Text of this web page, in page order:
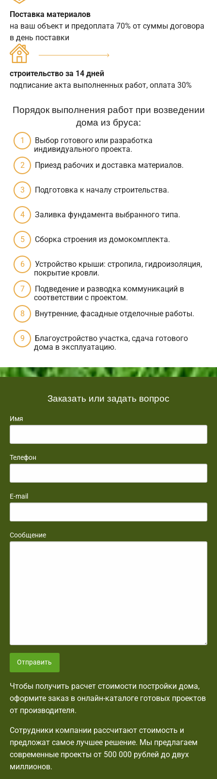
Поставка материалов
на ваш объект и предоплата 70% от суммы договора
в день поставки
строительство за 14 дней
подписание акта выполненных работ, оплата 30%
Порядок выполнения работ при возведении
дома из бруса:
Выбор готового или разработка
индивидуального проекта.
Приезд рабочих и доставка материалов.
Подготовка к началу строительства.
Заливка фундамента выбранного типа.
Сборка строения из домокомплекта.
Устройство крыши: стропила, гидроизоляция,
покрытие кровли.
Подведение и разводка коммуникаций в
соответствии с проектом.
Внутренние, фасадные отделочные работы.
Благоустройство участка, сдача готового
дома в эксплуатацию.
Заказать или задать вопрос
Имя
Телефон
E-mail
Сообщение
Отправить
Чтобы получить расчет стоимости постройки дома,
оформите заказ в онлайн-каталоге готовых проектов
от производителя.
Сотрудники компании рассчитают стоимость и
предложат самое лучшее решение. Мы предлагаем
современные проекты от 500 000 рублей до двух
миллионов.